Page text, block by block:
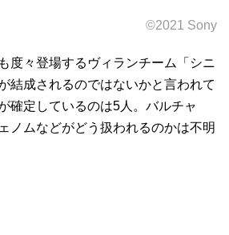
©2021 Sony
度々登場するヴィランチーム「シニ
結成されるのではないかと言われて
確定しているのは5人。バルチャ
ノムなどがどう扱われるのかは不明